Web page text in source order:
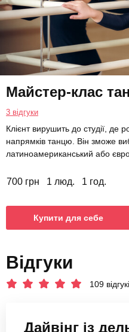
Майстер-клас
3 відгуки
Клієнт вирушить до студії, де
напрямків танцю. Він зможе
латиноамериканський або
700 грн 1 люд. 1 год.
Купити для себе
Відгуки
109
Дайвінг із